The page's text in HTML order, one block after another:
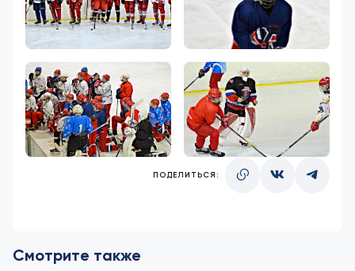
ПОДЕЛИТЬСЯ:
Смотрите также